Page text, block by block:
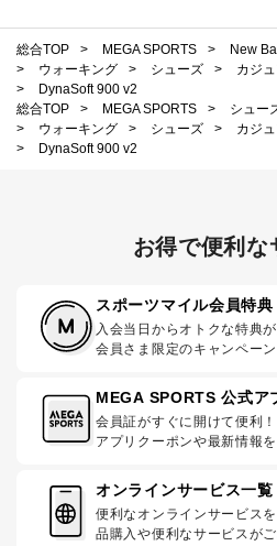
総合TOP > MEGA SPORTS >
New
>
ウォーキング > シューズ >
カジ
>
DynaSoft 900 v2
総合TOP
> MEGA SPORTS >
シュー
>
ウォーキング > シューズ >
カジ
>
DynaSoft 900 v2
お得で便利な
スポーツマイル会員特典
入会当日からオトクな特典
会員さま限定のキャンペー
MEGA SPORTS 公式ア
会員証がすぐに開けて便利！
アプリクーポンや最新情報
オンラインサービス一覧
便利なオンラインサービス
品購入や便利なサービスがご